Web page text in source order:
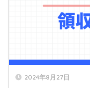
2024年8月27日